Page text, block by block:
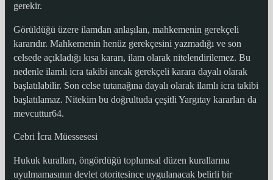
gerekir.
Görüldüğü üzere ilamdan anlaşılan, mahkemenin gerekçeli
kararıdır. Mahkemenin henüz gerekçesini yazmadığı ve son
celsede açıkladığı kısa kararı, ilam olarak nitelendirilemez. Bu
nedenle ilamlı icra takibi ancak gerekçeli karara dayalı olarak
başlatılabilir. Son celse tutanağına dayalı olarak ilamlı icra takibi
başlatılamaz. Nitekim bu doğrultuda çeşitli Yargıtay kararları da
mevcuttur64.
Cebri İcra Müessesesi
Hukuk kuralları, öngördüğü toplumsal düzen kurallarına
uyulmamasının devlet otoritesince uygulanacak belirli bir